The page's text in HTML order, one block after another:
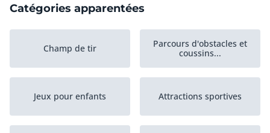
Catégories apparentées
Champ de tir
Parcours d'obstacles et
coussins...
Jeux pour enfants Attractions sportives